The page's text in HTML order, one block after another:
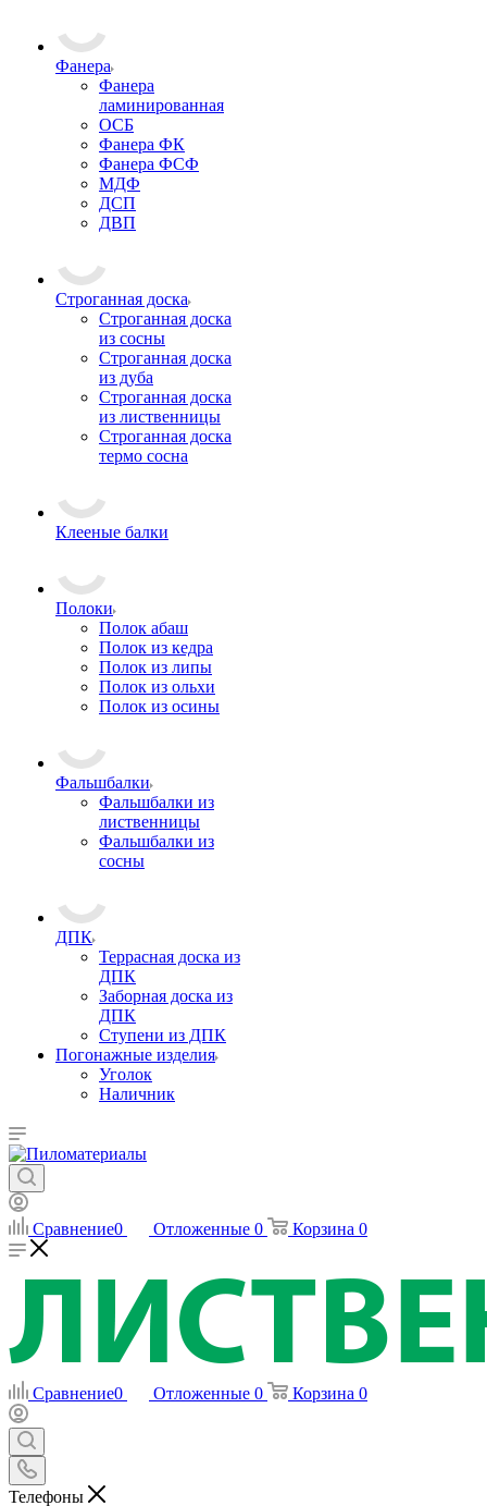
Фанера
Фанера
ламинированная
ОСБ
Фанера ФК
Фанера ФСФ
МДФ
ДСП
ДВП
Строганная доска
Строганная доска
из сосны
Строганная доска
из дуба
Строганная доска
из лиственницы
Строганная доска
термо сосна
Клееные балки
Полоки
Полок абаш
Полок из кедра
Полок из липы
Полок из ольхи
Полок из осины
Фальшбалки
Фальшбалки из
лиственницы
Фальшбалки из
сосны
ДПК
Террасная доска из
ДПК
Заборная доска из
ДПК
Ступени из ДПК
Погонажные изделия
Уголок
Наличник
Сравнение0 Отложенные 0 Корзина 0
Сравнение0 Отложенные 0 Корзина 0
Телефоны